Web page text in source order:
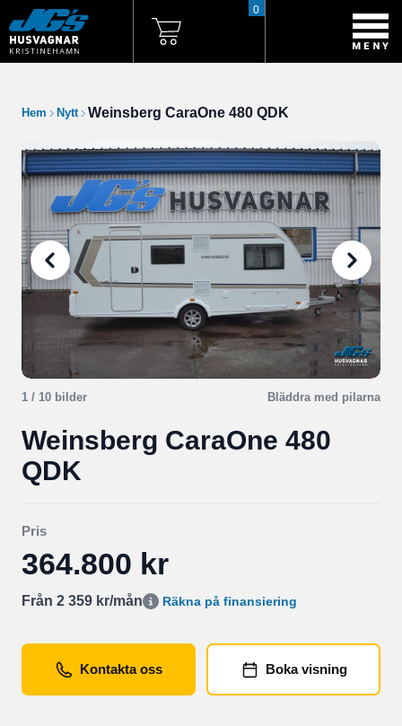
0
Hem Nytt Weinsberg CaraOne 480 QDK
1 / 10 bilder Bläddra med pilarna
Weinsberg CaraOne 480
QDK
Pris
364.800 kr
Från 2 359 kr/mån Räkna på finansiering
Kontakta oss Boka visning